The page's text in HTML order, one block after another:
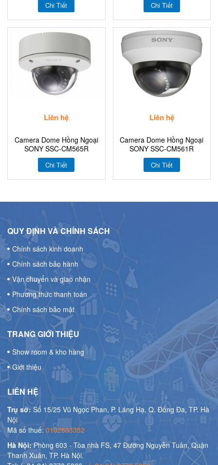
Chi Tiết Chi Tiết
Liên hệ
Camera Dome Hồng Ngoại
SONY SSC-CM565R
Chi Tiết
Liên hệ
Camera Dome Hồng Ngoại
SONY SSC-CM561R
Chi Tiết
QUY ĐỊNH VÀ CHÍNH SÁCH
Chính sách kinh doanh
Chính sách bảo hành
Vận chuyển và giao nhận
Phương thức thanh toán
Chính sách bảo mật
TRANG GIỚI THIỆU
Show room & kho hàng
Giới thiệu
LIÊN HỆ
Trụ sở: Số 15/25 Vũ Ngọc Phan, P. Láng Hạ, Q. Đống Đa, TP. Hà
Nội
Mã số thuế: 0102893352
Hà Nội:Phòng 603 - Tòa nhà FS, 47 Đường Nguyễn Tuân, Quận
Thanh Xuân, TP. Hà Nội.